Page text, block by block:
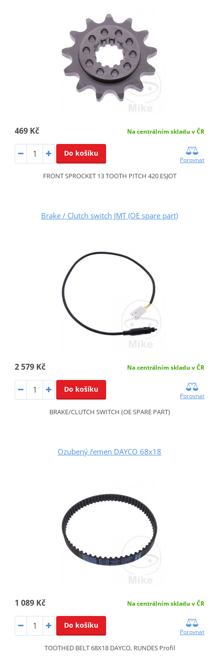
469 Kč Na centrálním skladu v ČR
Do košíku
Porovnat
FRONT SPROCKET 13 TOOTH PITCH 420 ESJOT
Brake / Clutch switch JMT (OE spare part)
2 579 Kč Na centrálním skladu v ČR
Do košíku
Porovnat
BRAKE/CLUTCH SWITCH (OE SPARE PART)
Ozubený řemen DAYCO 68x18
1 089 Kč Na centrálním skladu v ČR
Do košíku
Porovnat
TOOTHED BELT 68X18 DAYCO, RUNDES Profil